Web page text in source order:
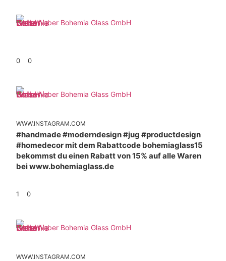
Weber Bohemia Glass GmbH
0 0
Weber Bohemia Glass GmbH
WWW.INSTAGRAM.COM
#handmade #moderndesign #jug #productdesign
#homedecor mit dem Rabattcode bohemiaglass15
bekommst du einen Rabatt von 15% auf alle Waren
bei www.bohemiaglass.de
1 0
Weber Bohemia Glass GmbH
WWW.INSTAGRAM.COM